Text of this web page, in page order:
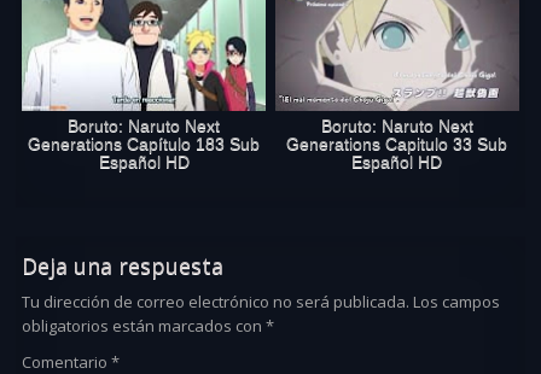
Boruto: Naruto Next
Generations Capítulo 183 Sub
Español HD
Boruto: Naruto Next
Generations Capitulo 33 Sub
Español HD
Deja una respuesta
Tu dirección de correo electrónico no será publicada. Los campos
obligatorios están marcados con*
Comentario*